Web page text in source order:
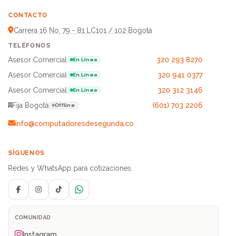
CONTACTO
Carrera 16 No. 79 - 81 LC101 / 102 Bogotá
TELÉFONOS
Asesor Comercial En Línea
320 293 8270
Asesor Comercial
En Línea
320 941 0377
Asesor Comercial
En Línea
320 312 3146
Fija Bogotá
Offline (601) 703 2206
info@computadoresdesegunda.co
SÍGUENOS
Redes y WhatsApp para cotizaciones.
FacebookInstagramTikTokWhatsApp
COMUNIDAD